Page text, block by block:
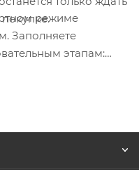
режиме
Заполняете
этапам: